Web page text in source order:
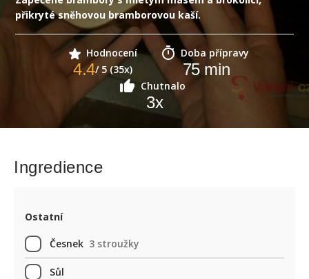
přikryté sněhovou bramborovou kaší.
Hodnocení
4.4/ 5 (35x)
Doba přípravy
75min
Chutnalo
3x
Ingredience
Ostatní
Česnek 3 stroužky
Sůl